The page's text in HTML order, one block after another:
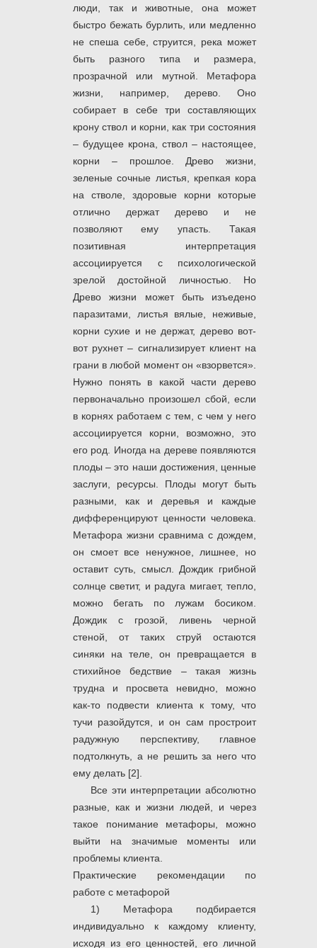
люди, так и животные, она может
быстро бежать бурлить, или медленно
не спеша себе, струится, река может
быть разного типа и размера,
прозрачной или мутной. Метафора
жизни, например, дерево. Оно
собирает в себе три составляющих
крону ствол и корни, как три состояния
– будущее крона, ствол – настоящее,
корни – прошлое. Древо жизни,
зеленые сочные листья, крепкая кора
на стволе, здоровые корни которые
отлично держат дерево и не
позволяют ему упасть. Такая
позитивная интерпретация
ассоциируется с психологической
зрелой достойной личностью. Но
Древо жизни может быть изъедено
паразитами, листья вялые, неживые,
корни сухие и не держат, дерево вот-
вот рухнет – сигнализирует клиент на
грани в любой момент он «взорвется».
Нужно понять в какой части дерево
первоначально произошел сбой, если
в корнях работаем с тем, с чем у него
ассоциируется корни, возможно, это
его род. Иногда на дереве появляются
плоды – это наши достижения, ценные
заслуги, ресурсы. Плоды могут быть
разными, как и деревья и каждые
дифференцируют ценности человека.
Метафора жизни сравнима с дождем,
он смоет все ненужное, лишнее, но
оставит суть, смысл. Дождик грибной
солнце светит, и радуга мигает, тепло,
можно бегать по лужам босиком.
Дождик с грозой, ливень черной
стеной, от таких струй остаются
синяки на теле, он превращается в
стихийное бедствие – такая жизнь
трудна и просвета невидно, можно
как-то подвести клиента к тому, что
тучи разойдутся, и он сам простроит
радужную перспективу, главное
подтолкнуть, а не решить за него что
ему делать [2].
Все эти интерпретации абсолютно
разные, как и жизни людей, и через
такое понимание метафоры, можно
выйти на значимые моменты или
проблемы клиента.
Практические рекомендации по
работе с метафорой
1) Метафора подбирается
индивидуально к каждому клиенту,
исходя из его ценностей, его личной